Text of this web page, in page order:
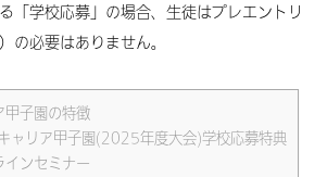
「学校応募」の場合、生徒はプレエントリ
の必要はありません。
甲子園の特徴
ャリア甲子園(2025年度大会)学校応募特典
ンセミナー